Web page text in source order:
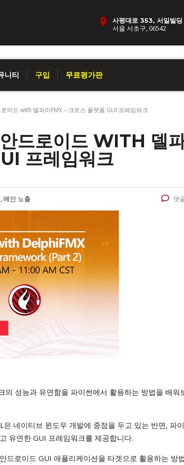
사평대로 353, 서일빌
서울 서초구, 06542
니티 구입 무료평가판
이드 with 델파이FMX – 크로스 플랫폼 GUI 프레임워크
드로이드 WITH 델
프레임워크
메인 노출 댓
성능과 유연함을 파이썬에서 활용하는 방법을 배워
네이티브 윈도우 개발에 중점을 두고 있는 반면, 파
유연한 GUI 프레임워크를 제공합니다.
드로이드 GUI 애플리케이션을 타겟으로 활용하는 방